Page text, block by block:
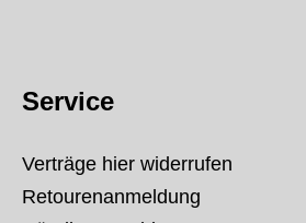
Service
Verträge hier widerrufen
Retourenanmeldung